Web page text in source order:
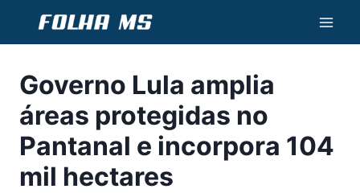
Conteúdo
Governo Lula amplia
áreas protegidas no
Pantanal e incorpora 104
mil hectares